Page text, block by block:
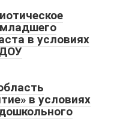
в условиях
в условиях